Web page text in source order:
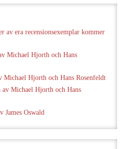
av era recensionsexemplar kommer
Michael Hjorth och Hans
Michael Hjorth och Hans Rosenfeldt
av Michael Hjorth och Hans
James Oswald